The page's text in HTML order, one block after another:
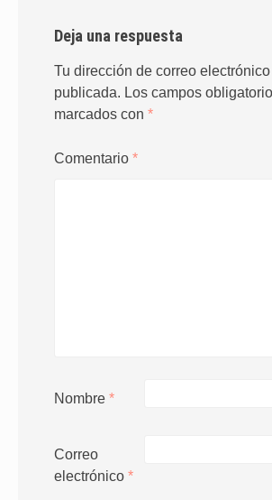
Deja una respuesta
Tu dirección de correo
publicada. Los campos
marcados con *
Comentario *
Nombre *
Correo
electrónico *